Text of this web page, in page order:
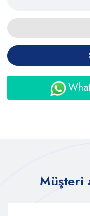
Müşteri